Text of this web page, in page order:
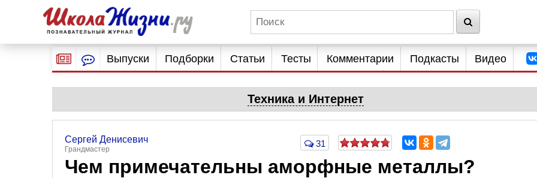
Выпуски Подборки Статьи Тесты Комментарии Подкасты Видео
Техника и Интернет
Сергей Денисевич
Грандмастер
31
Чем примечательны аморфные металлы?